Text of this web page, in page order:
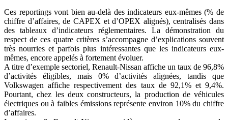
Ces reportings vont bien au-delà des indicateurs eux-mêmes (% de
chiffre d’affaires, de CAPEX et d’OPEX alignés), centralisés dans
des tableaux d’indicateurs réglementaires. La démonstration du
respect de ces quatre critères s’accompagne d’explications souvent
très nourries et parfois plus intéressantes que les indicateurs eux-
mêmes, encore appelés à fortement évoluer.
A titre d’exemple sectoriel, Renault-Nissan affiche un taux de 96,8%
d’activités éligibles, mais 0% d’activités alignées, tandis que
Volkswagen affiche respectivement des taux de 92,1% et 9,4%.
Pourtant, chez les deux constructeurs, la production de véhicules
électriques ou à faibles émissions représente environ 10% du chiffre
d’affaires.